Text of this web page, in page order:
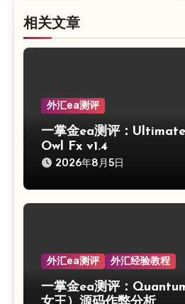
相关文章
外汇ea测评
一掌金ea测评：
Owl Fx v1.4
2026年8月5日
外汇ea测评 外汇经验教程
一掌金ea测评：